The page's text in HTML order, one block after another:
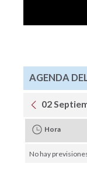
AGENDA
02
Hora
No hay